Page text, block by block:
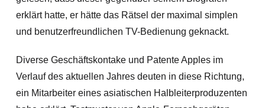
erklärt hatte, er hätte das Rätsel der maximal simplen
und benutzerfreundlichen TV-Bedienung geknackt.
Diverse Geschäftskontake und Patente Apples im
Verlauf des aktuellen Jahres deuten in diese Richtung,
ein Mitarbeiter eines asiatischen Halbleiterproduzenten